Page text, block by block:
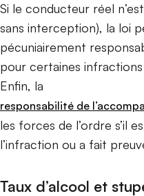
Si le conducteur réel
sans interception), la loi
pécuniairement
pour certaines infractions
Enfin, la
responsabilité de
les forces de l’ordre s’il
l’infraction ou a fait
Taux d’alcool et